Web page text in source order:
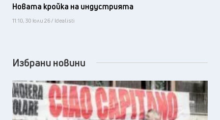
Новата кройка на индустрията
11:10, 30 юли 26 / Idealisti
Избрани новини